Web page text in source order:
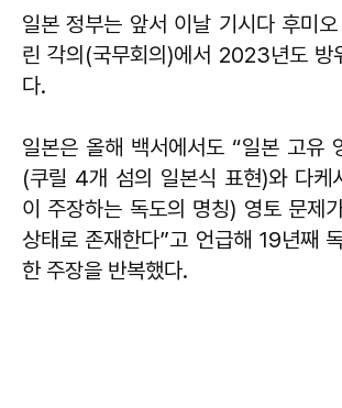
일본 정부는 앞서 이날 기시다 후미
린 각의(국무회의)에서 2023년도 방
다.
일본은 올해 백서에서도 “일본 고유
(쿠릴 4개 섬의 일본식 표현)와 다케
이 주장하는 독도의 명칭) 영토 문제
상태로 존재한다”고 언급해 19년째
한 주장을 반복했다.